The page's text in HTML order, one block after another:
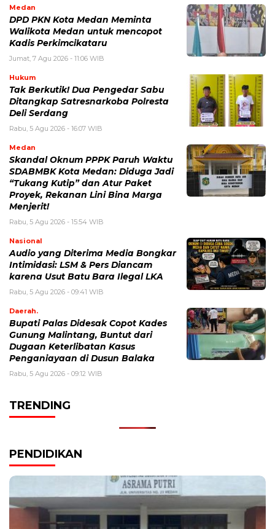
Medan
DPD PKN Kota Medan Meminta
Walikota Medan untuk mencopot
Kadis Perkimcikataru
Jumat, 7 Agu 2026 - 11:06 WIB
Hukum
Tak Berkutik! Dua Pengedar Sabu
Ditangkap Satresnarkoba Polresta
Deli Serdang
Rabu, 5 Agu 2026 - 16:07 WIB
Medan
Skandal Oknum PPPK Paruh Waktu
SDABMBK Kota Medan: Diduga Jadi
“Tukang Kutip” dan Atur Paket
Proyek, Rekanan Lini Bina Marga
Menjerit!
Rabu, 5 Agu 2026 - 15:54 WIB
Nasional
Audio yang Diterima Media Bongkar
Intimidasi: LSM & Pers Diancam
karena Usut Batu Bara Ilegal LKA
Rabu, 5 Agu 2026 - 09:41 WIB
Daerah.
Bupati Palas Didesak Copot Kades
Gunung Malintang, Buntut dari
Dugaan Keterlibatan Kasus
Penganiayaan di Dusun Balaka
Rabu, 5 Agu 2026 - 09:12 WIB
TRENDING
PENDIDIKAN